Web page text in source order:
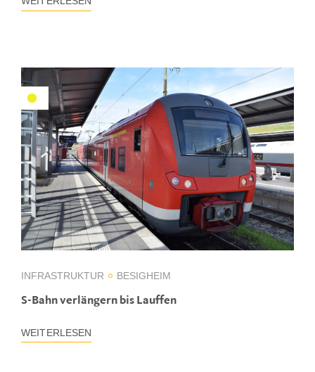
INFRASTRUKTUR BESIGHEIM
S-Bahn verlängern bis Lauffen
WEITERLESEN